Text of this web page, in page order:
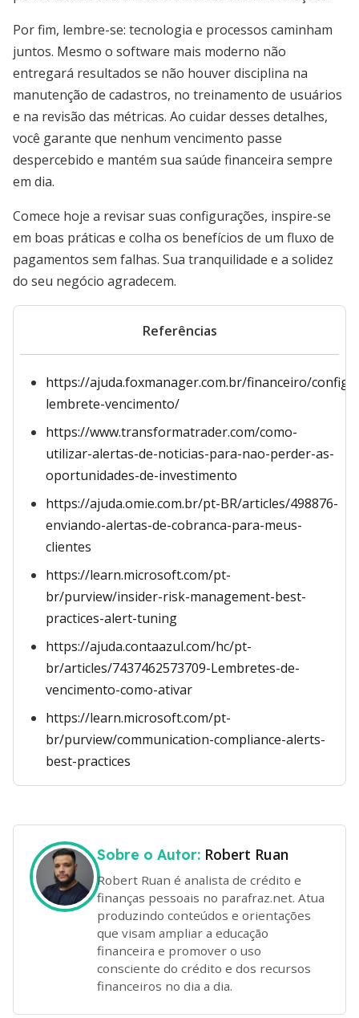
Por fim, lembre-se: tecnologia e processos caminham
juntos. Mesmo o software mais moderno não
entregará resultados se não houver disciplina na
manutenção de cadastros, no treinamento de usuários
e na revisão das métricas. Ao cuidar desses detalhes,
você garante que nenhum vencimento passe
despercebido e mantém sua saúde financeira sempre
em dia.
Comece hoje a revisar suas configurações, inspire-se
em boas práticas e colha os benefícios de um fluxo de
pagamentos sem falhas. Sua tranquilidade e a solidez
do seu negócio agradecem.
Referências
https://ajuda.foxmanager.com.br/financeiro/
lembrete-vencimento/
https://www.transformatrader.com/como-
utilizar-alertas-de-noticias-para-nao-perder-as-
oportunidades-de-investimento
https://ajuda.omie.com.br/pt-BR/articles/498876-
enviando-alertas-de-cobranca-para-meus-
clientes
https://learn.microsoft.com/pt-
br/purview/insider-risk-management-best-
practices-alert-tuning
https://ajuda.contaazul.com/hc/pt-
br/articles/7437462573709-Lembretes-de-
vencimento-como-ativar
https://learn.microsoft.com/pt-
br/purview/communication-compliance-alerts-
best-practices
Sobre o Autor: Robert Ruan
Robert Ruan é analista de crédito e
finanças pessoais no parafraz.net. Atua
produzindo conteúdos e orientações
que visam ampliar a educação
financeira e promover o uso
consciente do crédito e dos recursos
financeiros no dia a dia.